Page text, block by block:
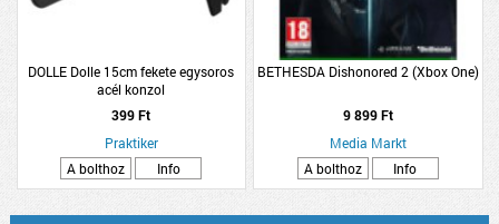
DOLLE Dolle 15cm fekete egysoros
acél konzol
399 Ft
Praktiker
A bolthoz
Info
BETHESDA Dishonored 2 (Xbox One)
9 899 Ft
Media Markt
A bolthoz
Info